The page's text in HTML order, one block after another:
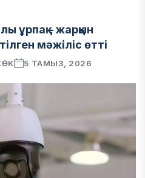
ұрпақ – жарқын
мәжіліс өтті
5 ТАМЫЗ, 2026